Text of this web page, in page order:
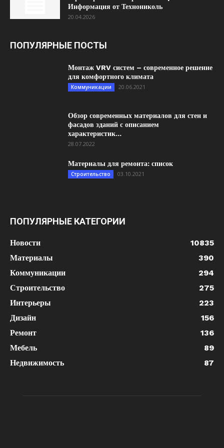
Информация от Технониколь
20.04.2026
ПОПУЛЯРНЫЕ ПОСТЫ
Монтаж VRV систем – современное решение
для комфортного климата
Коммуникации 20.06.2021
Обзор современных материалов для стен и
фасадов зданий с описанием
характеристик...
28.07.2022
Материалы для ремонта: список
Строительство 03.10.2021
ПОПУЛЯРНЫЕ КАТЕГОРИИ
Новости
10835
Материалы
390
Коммуникации
294
Строительство
275
Интерьеры
223
Дизайн
156
Ремонт
136
Мебель
89
Недвижимость
87